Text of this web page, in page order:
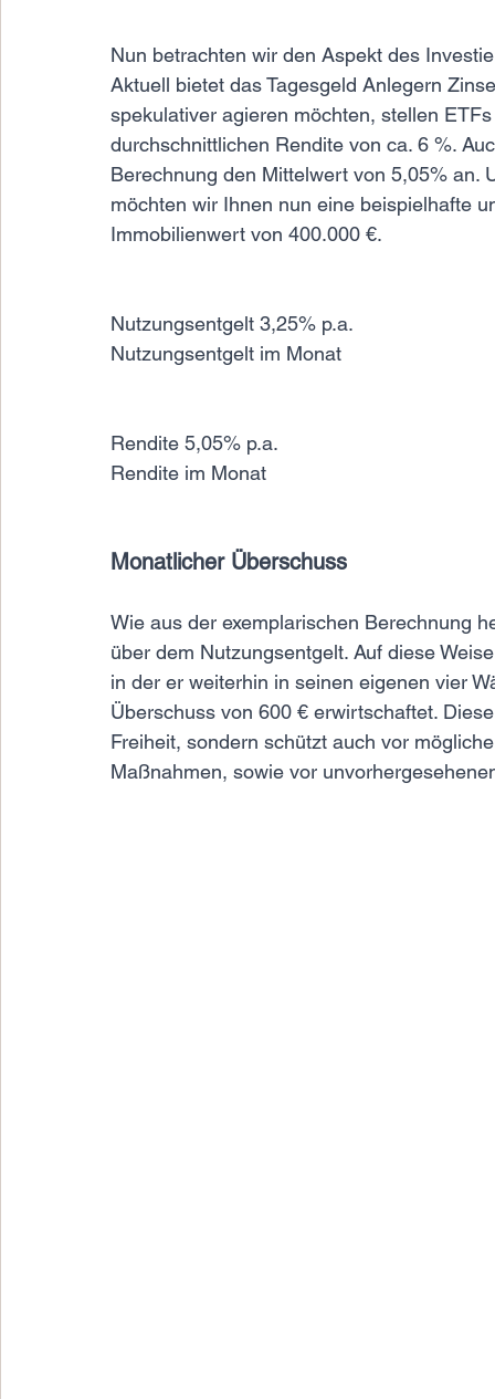
Nun betrachten wir den Aspekt des
Aktuell bietet das Tagesgeld Anlegern
spekulativer agieren möchten, stellen
durchschnittlichen Rendite von ca. 6 %.
Berechnung den Mittelwert von 5,05% an.
möchten wir Ihnen nun eine beispielhafte
Immobilienwert von 400.000 €.
Monatlicher Überschuss
Wie aus der exemplarischen Berechnung
über dem Nutzungsentgelt. Auf diese
in der er weiterhin in seinen eigenen vier
Überschuss von 600 € erwirtschaftet.
Freiheit, sondern schützt auch vor
Maßnahmen, sowie vor